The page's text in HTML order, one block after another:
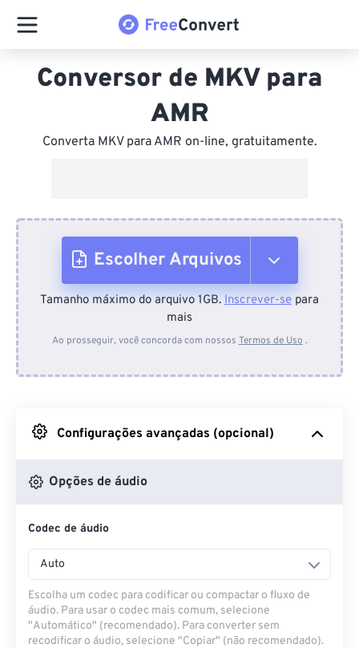
Conversor de MKV para
AMR
Converta MKV para AMR on-line, gratuitamente.
Escolher Arquivos
Do dispositivo
Do Google Drive
Do OneDrive
Tamanho máximo do arquivo 1GB. Inscrever-se para
mais
Ao prosseguir, você concorda com nossos Termos de Uso .
Configurações avançadas (opcional)
Opções de áudio
Codec de áudio
Auto
Escolha um codec para codificar ou compactar o fluxo de
áudio. Para usar o codec mais comum, selecione
"Automático" (recomendado). Para converter sem
recodificar o áudio, selecione "Copiar" (não recomendado).